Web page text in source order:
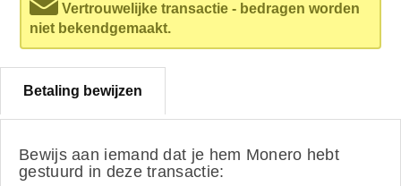
Vertrouwelijke transactie - bedragen worden
niet bekendgemaakt.
Betaling bewijzen
Bewijs aan iemand dat je hem Monero hebt
gestuurd in deze transactie: